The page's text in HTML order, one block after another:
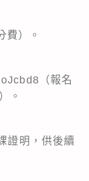
費）。
（報名
。
證明，供後續
。